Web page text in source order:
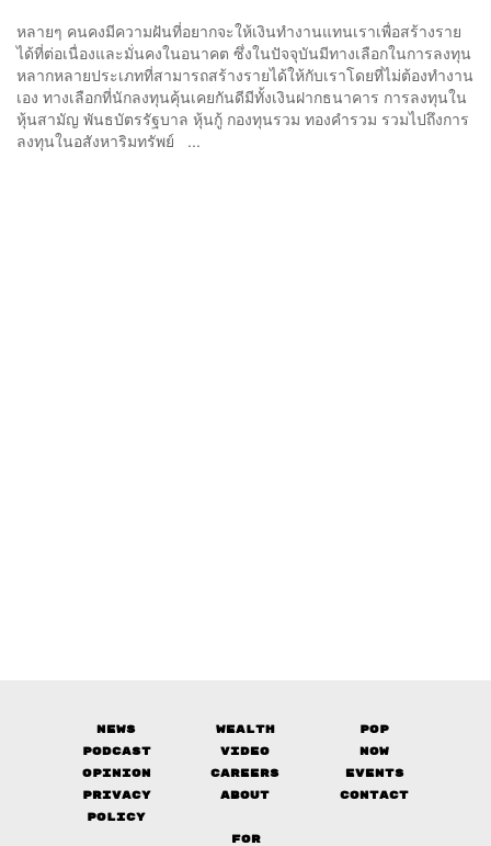
หลายๆ คนคงมีความฝันที่อยากจะให้เงินทำงานแทนเราเพื่อสร้างราย
ได้ที่ต่อเนื่องและมั่นคงในอนาคต ซึ่งในปัจจุบันมีทางเลือกในการลงทุน
หลากหลายประเภทที่สามารถสร้างรายได้ให้กับเราโดยที่ไม่ต้องทำงาน
เอง ทางเลือกที่นักลงทุนคุ้นเคยกันดีมีทั้งเงินฝากธนาคาร การลงทุนใน
หุ้นสามัญ พันธบัตรรัฐบาล หุ้นกู้ กองทุนรวม ทองคำรวม รวมไปถึงการ
ลงทุนในอสังหาริมทรัพย์ ...
News Wealth
Pop
Podcast
Video
Now
Opinion
Careers
Events
Privacy
Policy
About Contact
FOR